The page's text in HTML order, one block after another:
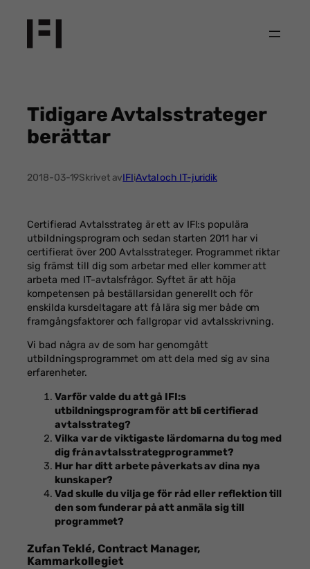
innehåll
Tidigare Avtalsstrateger
berättar
2018-03-19Skrivet avIFIiAvtal och IT-juridik
Certifierad Avtalsstrateg är ett av IFI:s populära
utbildningsprogram och sedan starten 2011 har vi
certifierat över 200 Avtalsstrateger. Programmet riktar
sig främst till dig som arbetar med eller kommer att
arbeta med IT-avtalsfrågor. Syftet är att höja
kompetensen på beställarsidan generellt och för
enskilda kursdeltagare att få lära sig mer både om
framgångsfaktorer och fallgropar vid avtalsskrivning.
Vi bad några av de som har genomgått
utbildningsprogrammet om att dela med sig av sina
erfarenheter.
Varför valde du att gå IFI:s
utbildningsprogram för att bli certifierad
avtalsstrateg?
Vilka var de viktigaste lärdomarna du tog med
dig från avtalsstrategprogrammet?
Hur har ditt arbete påverkats av dina nya
kunskaper?
Vad skulle du vilja ge för råd eller reflektion till
den som funderar på att anmäla sig till
programmet?
Zufan Teklé, Contract Manager,
Kammarkollegiet